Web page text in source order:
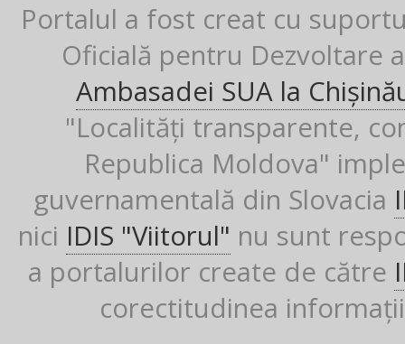
Portalul a fost creat cu
Oficială pentru Dezvoltare
Ambasadei SUA la
"Localități transparente,
Republica Moldova"
guvernamentală din Slovacia
nici IDIS "Viitorul" nu sunt
a portalurilor create de către
corectitudinea